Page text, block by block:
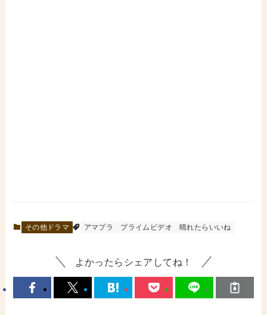
その他ドラマ アマプラ プライムビデオ 晴れたらいいね
よかったらシェアしてね！